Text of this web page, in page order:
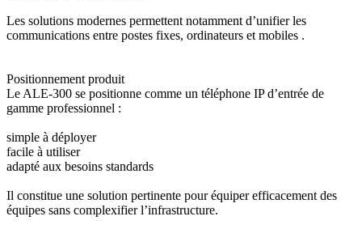
Les solutions modernes permettent notamment d’unifier les
communications entre postes fixes, ordinateurs et mobiles .
Positionnement produit
Le ALE-300 se positionne comme un téléphone IP d’entrée de
gamme professionnel :
simple à déployer
facile à utiliser
adapté aux besoins standards
Il constitue une solution pertinente pour équiper efficacement des
équipes sans complexifier l’infrastructure.